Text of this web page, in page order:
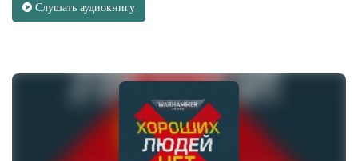
Слушать аудиокнигу